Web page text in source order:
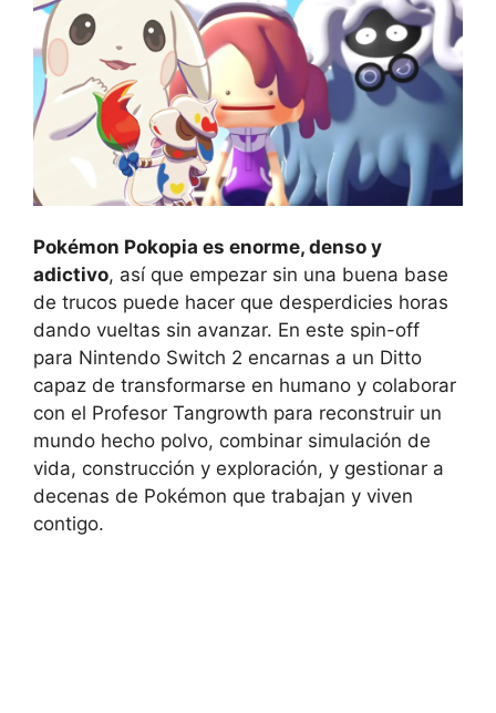
Pokémon Pokopia es enorme, denso y
adictivo, así que empezar sin una buena base
de trucos puede hacer que desperdicies horas
dando vueltas sin avanzar. En este spin-off
para Nintendo Switch 2 encarnas a un Ditto
capaz de transformarse en humano y colaborar
con el Profesor Tangrowth para reconstruir un
mundo hecho polvo, combinar simulación de
vida, construcción y exploración, y gestionar a
decenas de Pokémon que trabajan y viven
contigo.